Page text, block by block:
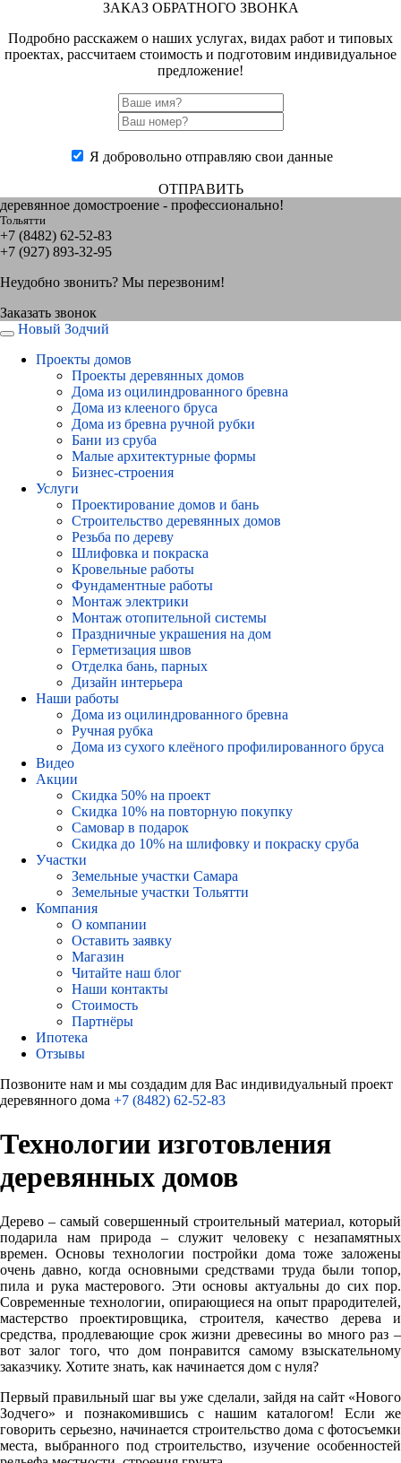
ЗАКАЗ ОБРАТНОГО ЗВОНКА
Подробно расскажем о наших услугах, видах работ и типовых
проектах, рассчитаем стоимость и подготовим индивидуальное
предложение!
Я добровольно отправляю свои данные
ОТПРАВИТЬ
деревянное домостроение - профессионально!
Тольятти
+7 (8482) 62-52-83
+7 (927) 893-32-95
Неудобно звонить? Мы перезвоним!
Заказать звонок
Новый Зодчий
Проекты домов
Проекты деревянных домов
Дома из оцилиндрованного бревна
Дома из клееного бруса
Дома из бревна ручной рубки
Бани из сруба
Малые архитектурные формы
Бизнес-строения
Услуги
Проектирование домов и бань
Строительство деревянных домов
Резьба по дереву
Шлифовка и покраска
Кровельные работы
Фундаментные работы
Монтаж электрики
Монтаж отопительной системы
Праздничные украшения на дом
Герметизация швов
Отделка бань, парных
Дизайн интерьера
Наши работы
Дома из оцилиндрованного бревна
Ручная рубка
Дома из сухого клеёного профилированного бруса
Видео
Акции
Скидка 50% на проект
Скидка 10% на повторную покупку
Самовар в подарок
Скидка до 10% на шлифовку и покраску сруба
Участки
Земельные участки Самара
Земельные участки Тольятти
Компания
О компании
Оставить заявку
Магазин
Читайте наш блог
Наши контакты
Стоимость
Партнёры
Ипотека
Отзывы
Позвоните нам и мы создадим для Вас индивидуальный проект
деревянного дома +7 (8482) 62-52-83
Технологии изготовления
деревянных домов
Дерево – самый совершенный строительный материал, который
подарила нам природа – служит человеку с незапамятных
времен. Основы технологии постройки дома тоже заложены
очень давно, когда основными средствами труда были топор,
пила и рука мастерового. Эти основы актуальны до сих пор.
Современные технологии, опирающиеся на опыт прародителей,
мастерство проектировщика, строителя, качество дерева и
средства, продлевающие срок жизни древесины во много раз –
вот залог того, что дом понравится самому взыскательному
заказчику. Хотите знать, как начинается дом с нуля?
Первый правильный шаг вы уже сделали, зайдя на сайт «Нового
Зодчего» и познакомившись с нашим каталогом! Если же
говорить серьезно, начинается строительство дома с фотосъемки
места, выбранного под строительство, изучение особенностей